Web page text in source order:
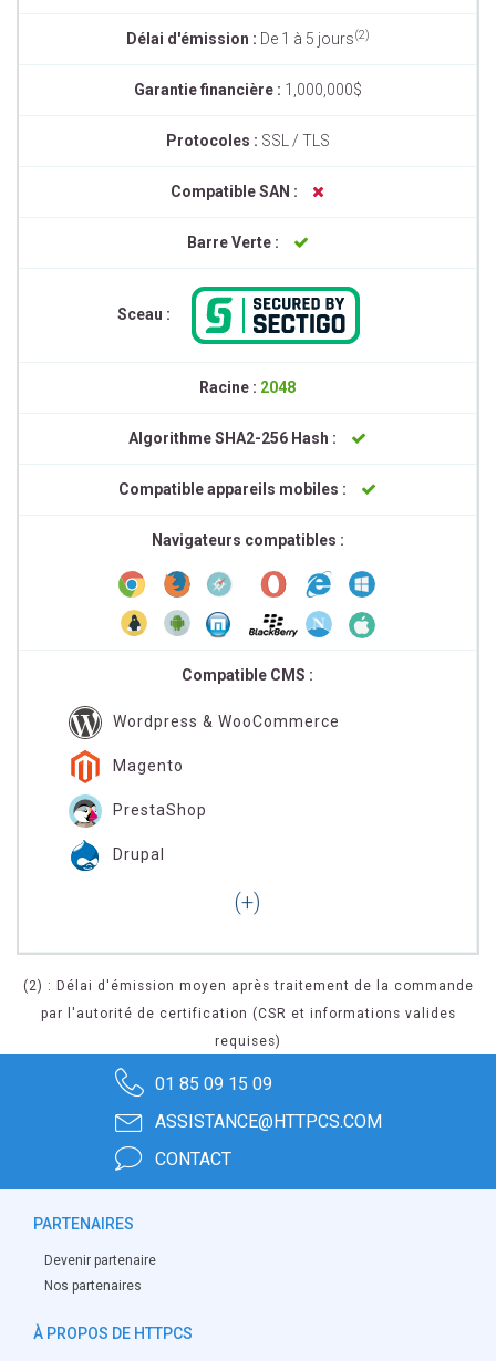
Délai d'émission : De 1 à 5 jours(2)
Garantie financière : 1,000,000$
Protocoles : SSL / TLS
Compatible SAN :
Barre Verte :
Sceau :
Racine : 2048
Algorithme SHA2-256 Hash :
Compatible appareils mobiles :
Navigateurs compatibles :
Compatible CMS :
Wordpress & WooCommerce
Magento
PrestaShop
Drupal
(2) : Délai d'émission moyen après traitement de la commande
par l'autorité de certification (CSR et informations valides
requises)
01 85 09 15 09
ASSISTANCE@HTTPCS.COM
CONTACT
PARTENAIRES
Devenir partenaire
Nos partenaires
À PROPOS DE HTTPCS